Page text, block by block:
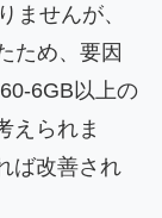
ませんが、
ため、要因
6GB以上の
えられま
ば改善され